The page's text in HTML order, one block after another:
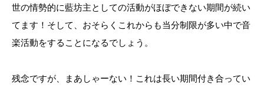
世の情勢的に藍坊主としての活動がほぼできない期間が続い
てます！そして、おそらくこれからも当分制限が多い中で音
楽活動をすることになるでしょう。
残念ですが、まあしゃーない！これは長い期間付き合ってい